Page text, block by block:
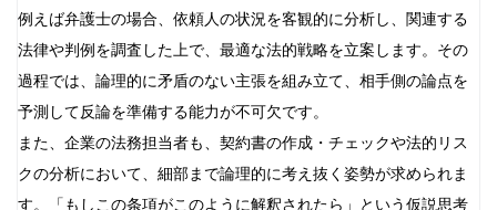
例えば弁護士の場合、依頼人の状況を客観的に分析し、関連する
法律や判例を調査した上で、最適な法的戦略を立案します。その
過程では、論理的に矛盾のない主張を組み立て、相手側の論点を
予測して反論を準備する能力が不可欠です。
また、企業の法務担当者も、契約書の作成・チェックや法的リス
クの分析において、細部まで論理的に考え抜く姿勢が求められま
す。「もしこの条項がこのように解釈されたら」という仮説思考